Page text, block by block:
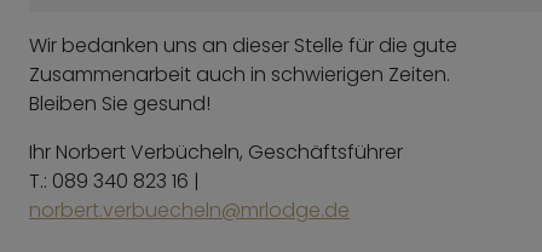
Wir bedanken uns an dieser Stelle für die gute
Zusammenarbeit auch in schwierigen Zeiten.
Bleiben Sie gesund!
Ihr Norbert Verbücheln, Geschäftsführer
T.: 089 340 823 16 |
norbert.verbuecheln@mrlodge.de